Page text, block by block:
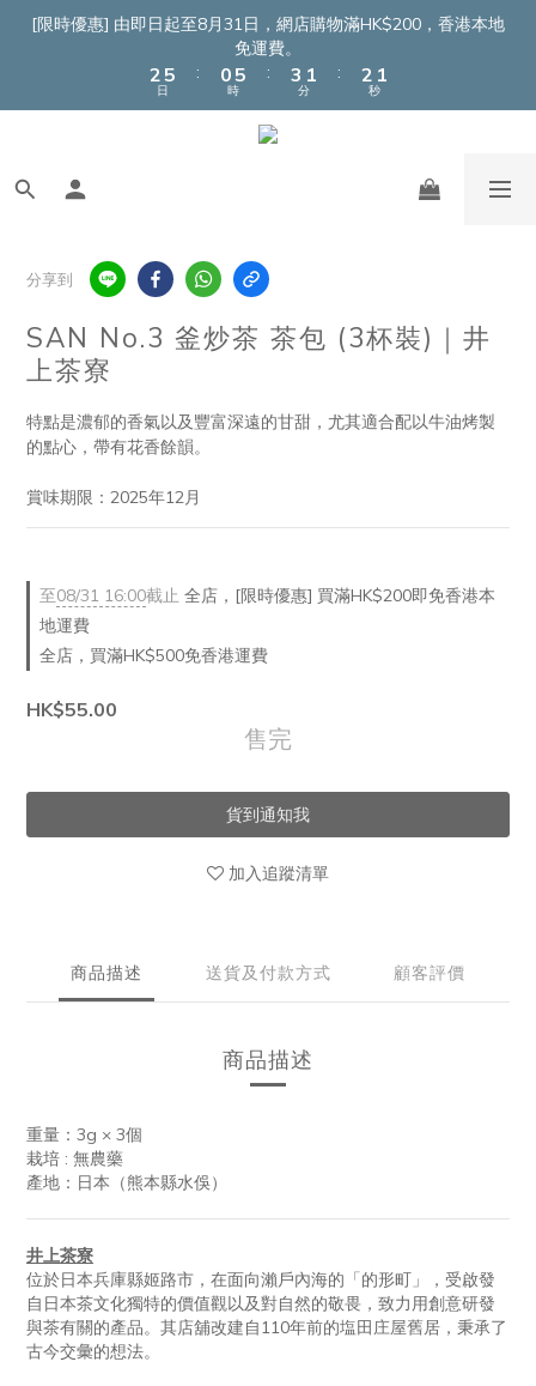
[限時優惠] 由即日起至8月31日，網店購物滿HK$200，香港本地
免運費。
4
2
1
7
5
4
日
:
2
0
7
6
5
4
時
:
5
4
3
2
3
1
0
分
:
4
2
1
3
1
0
秒
分享到
SAN No.3 釜炒茶 茶包 (3杯裝)｜井
上茶寮
特點是濃郁的香氣以及豐富深遠的甘甜，尤其適合配以牛油烤製
的點心，帶有花香餘韻。
賞味期限：2025年12月
至08/31 16:00截止 全店，[限時優惠] 買滿HK$200即免香港本
地運費
全店，買滿HK$500免香港運費
HK$55.00
售完
貨到通知我
加入追蹤清單
商品描述 送貨及付款方式 顧客評價
商品描述
重量：3g × 3個
栽培 : 無農藥
產地：日本（熊本縣水俁）
井上茶寮
位於日本兵庫縣姬路市，在面向瀨戶內海的「的形町」，受啟發
自日本茶文化獨特的價值觀以及對自然的敬畏，致力用創意研發
與茶有關的產品。其店舖改建自110年前的塩田庄屋舊居，秉承了
古今交彙的想法。